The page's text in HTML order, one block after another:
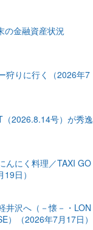
の金融資産状況
狩りに行く（2026年7
（2026.8.14号）が秀逸
んにく料理／TAXI GO
19日）
井沢へ（－懐－・LON
）（2026年7月17日）